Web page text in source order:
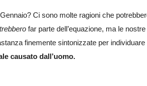
Ci sono molte ragioni che
far parte dell’equazione, ma le
finemente sintonizzate per individuare
causato dall’uomo.